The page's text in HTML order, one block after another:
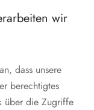
wir
dass unsere
berechtigtes
über die Zugriffe